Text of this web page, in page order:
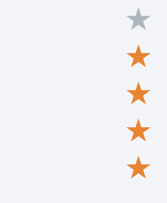
★
★
★
★
★